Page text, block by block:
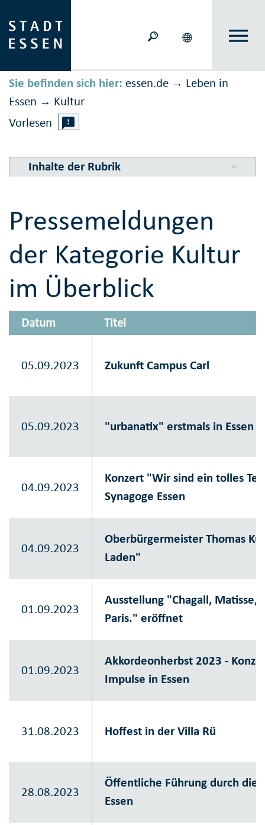
Sie befinden sich hier: essen.de → Leben in
Essen → Kultur
Vorlesen
Inhalte der Rubrik
Pressemeldungen
der Kategorie Kultur
im Überblick
Datum Titel
05.09.2023 Zukunft Campus Carl
05.09.2023 "urbanatix" erstmals in Essen
04.09.2023
Konzert "Wir sind ein tolles
Synagoge Essen
04.09.2023
Oberbürgermeister Thomas
Laden"
01.09.2023
Ausstellung "Chagall, Matisse,
Paris." eröffnet
01.09.2023
Akkordeonherbst 2023 -
Impulse in Essen
31.08.2023 Hoffest in der Villa Rü
28.08.2023
Öffentliche Führung durch die
Essen